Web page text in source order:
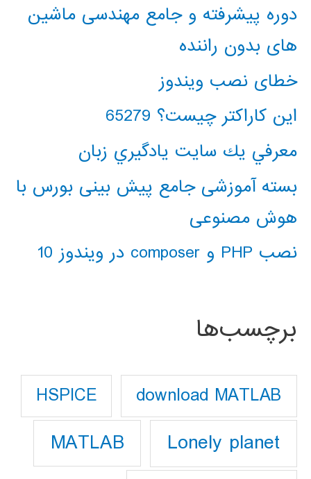
دوره پیشرفته و جامع مهندسی ماشین
های بدون راننده
خطای نصب ویندوز
این کاراکتر چیست؟ 65279
معرفي يك سايت يادگيري زبان
بسته آموزشی جامع پیش بینی بورس با
هوش مصنوعی
نصب PHP و composer در ویندوز 10
برچسب‌ها
download MATLAB
HSPICE
Lonely planet
MATLAB